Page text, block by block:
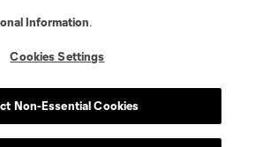
Information.
Cookies Settings
Non-Essential Cookies